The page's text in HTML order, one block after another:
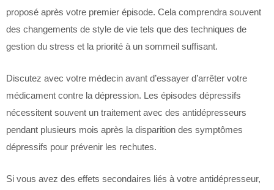
proposé après votre premier épisode. Cela comprendra souvent
des changements de style de vie tels que des techniques de
gestion du stress et la priorité à un sommeil suffisant.
Discutez avec votre médecin avant d’essayer d’arrêter votre
médicament contre la dépression. Les épisodes dépressifs
nécessitent souvent un traitement avec des antidépresseurs
pendant plusieurs mois après la disparition des symptômes
dépressifs pour prévenir les rechutes.
Si vous avez des effets secondaires liés à votre antidépresseur,